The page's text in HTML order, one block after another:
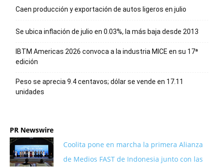
Caen producción y exportación de autos ligeros en julio
Se ubica inflación de julio en 0.03%, la más baja desde 2013
IBTM Americas 2026 convoca a la industria MICE en su 17ª
edición
Peso se aprecia 9.4 centavos; dólar se vende en 17.11
unidades
PR Newswire
Coolita pone en marcha la primera Alianza
de Medios FAST de Indonesia junto con las